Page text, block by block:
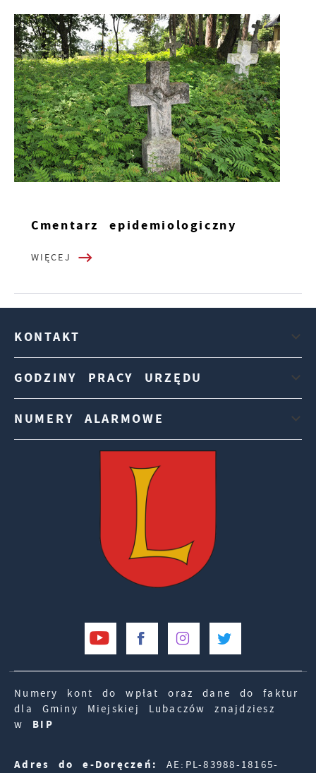
Cmentarz epidemiologiczny
WIĘCEJ
KONTAKT
GODZINY PRACY URZĘDU
NUMERY ALARMOWE
Numery kont do wpłat oraz dane do faktur
dla Gminy Miejskiej Lubaczów znajdziesz
w BIP
Adres do e-Doręczeń:
AE:PL-83988-18165-